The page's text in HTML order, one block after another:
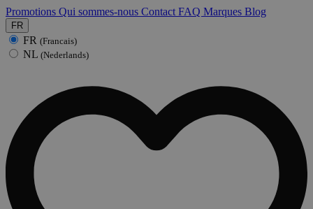
Promotions Qui sommes-nous Contact FAQ Marques Blog
FR
FR (Francais)
NL (Nederlands)